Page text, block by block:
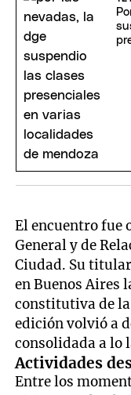
El encuentro fue
General y de
Ciudad. Su
en Buenos Aires
constitutiva de
edición volvió a
consolidada a lo
Actividades
Entre los